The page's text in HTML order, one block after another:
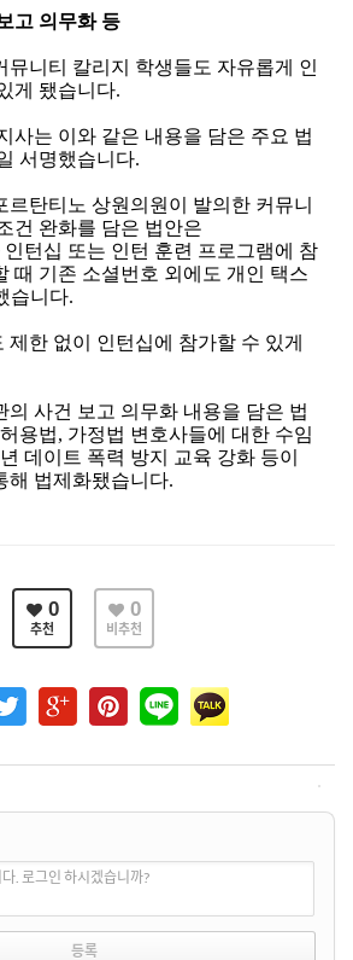
고 의무화 등
뮤니티 칼리지 학생들도 자유롭게 인
게 됐습니다.
사는 이와 같은 내용을 담은 주요 법
서명했습니다.
르탄티노 상원의원이 발의한 커뮤니
건 완화를 담은 법안은
턴십 또는 인턴 훈련 프로그램에 참
때 기존 소셜번호 외에도 개인 택스
습니다.
제한 없이 인턴십에 참가할 수 있게
의 사건 보고 의무화 내용을 담은 법
용법, 가정법 변호사들에 대한 수임
데이트 폭력 방지 교육 강화 등이
해 법제화됐습니다.
0
추천
0
비추천
. 로그인 하시겠습니까?